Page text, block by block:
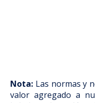
Nota: Las normas y
valor agregado a